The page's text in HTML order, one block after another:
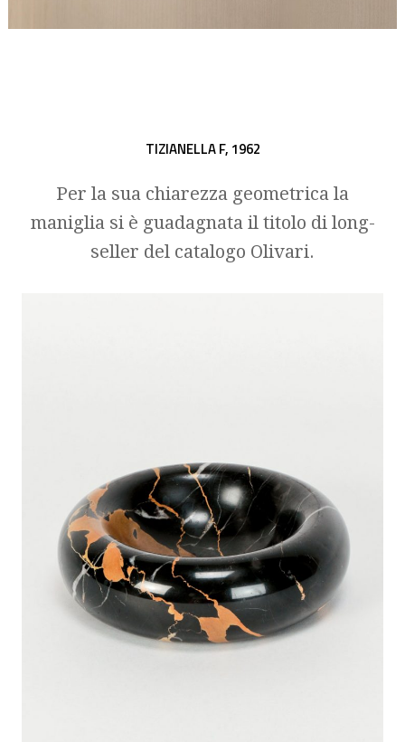
TIZIANELLA F, 1962
Per la sua chiarezza geometrica la
maniglia si è guadagnata il titolo di long-
seller del catalogo Olivari.